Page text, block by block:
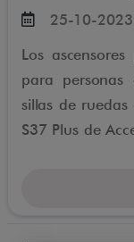
25-10-2023
Los
para
sillas de ruedas
S37 Plus de
largo. Cabe en